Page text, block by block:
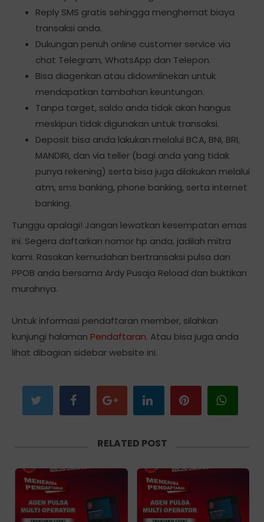
Reply SMS gratis sehingga menghemat biaya
transaksi anda.
Dukungan penuh online customer service via
chat Telegram, WhatsApp dan Telepon.
Bisa diagenkan atau didownlinekan untuk
mendapatkan tambahan keuntungan.
Tanpa target, saldo anda tidak akan hangus
meskipun tidak digunakan untuk transaksi.
Deposit bisa anda lakukan melalui BCA, BNI, BRI,
MANDIRI, dan via teller (bagi anda yang tidak
punya rekening) serta bisa juga dilakukan melalui
atm, sms banking, phone banking, serta internet
banking.
Tunggu apalagi! Jangan lewatkan kesempatan emas
ini. Segera daftarkan nomor hp anda, jadilah mitra
kami. Rasakan kemudahan bertransaksi pulsa dan
PPOB anda bersama Ardy Pusaja Reload dan buktikan
murahnya.
Untuk informasi pendaftaran member, silahkan
kunjungi halaman Pendaftaran. Atau bisa juga anda
lihat dibagian sidebar website ini.
RELATED POST